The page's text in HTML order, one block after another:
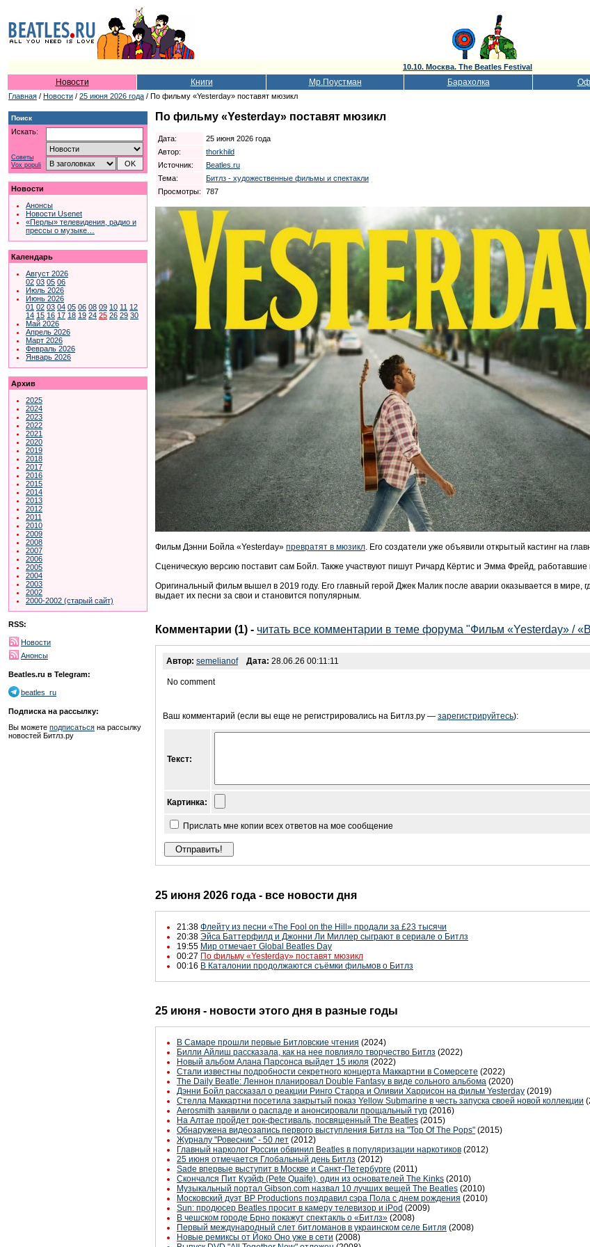
10.10. Москва. The Beatles Festival
Новости Книги Мр.Поустман Барахолка
Главная / Новости / 25 июня 2026 года / По фильму «Yesterday» поставят мюзикл
Поиск
Искать:
Советы
Vox populi
Новости
Анонсы
Новости Usenet
«Перлы» телевидения, радио и
прессы о музыке…
Календарь
Август 2026
02 03 05 06
Июль 2026
Июнь 2026
01 02 03 04 05 06 08 09 10 11 12
14 15 16 17 18 19 24 25 26 29 30
Май 2026
Апрель 2026
Март 2026
Февраль 2026
Январь 2026
Архив
2025
2024
2023
2022
2021
2020
2019
2018
2017
2016
2015
2014
2013
2012
2011
2010
2009
2008
2007
2006
2005
2004
2003
2002
2000-2002 (старый сайт)
RSS:
Новости
Анонсы
Beatles.ru в Telegram:
beatles_ru
Подписка на рассылку:
Вы можете подписаться на рассылку
новостей Битлз.ру
По фильму «Yesterday» поставят мюзикл
Дата:
25 июня 2026 года
Автор:
thorkhild
Источник:
Beatles.ru
Тема:
Битлз - художественные фильмы и спектакли
Просмотры:
787
Фильм Дэнни Бойла «Yesterday» превратят в мюзикл . Его создатели уже объявили открытый кастинг на
Сценическую версию поставит сам Бойл. Также участвуют пишут Ричард Кёртис и Эмма Фрейд,
Оригинальный фильм вышел в 2019 году. Его главный герой Джек Малик после аварии оказывается в мире,
выдает их песни за свои и становится популярным.
Комментарии (1) - читать все комментарии в теме форума "Фильм «Yesterday» /
Автор: semelianof Дата: 28.06.26 00:11:11
No comment
Ваш комментарий (если вы еще не регистрировались на Битлз.ру — зарегистрируйтесь):
Текст:
Картинка:
Прислать мне копии всех ответов на мое сообщение
25 июня 2026 года - все новости дня
21:38 Флейту из песни «The Fool on the Hill» продали за £23 тысячи
20:38 Эйса Баттерфилд и Джонни Ли Миллер сыграют в сериале о Битлз
19:55 Мир отмечает Global Beatles Day
00:27 По фильму «Yesterday» поставят мюзикл
00:16 В Каталонии продолжаются съёмки фильмов о Битлз
25 июня - новости этого дня в разные годы
В Самаре прошли первые Битловские чтения (2024)
Билли Айлиш рассказала, как на нее повлияло творчество Битлз (2022)
Новый альбом Алана Парсонса выйдет 15 июля (2022)
Стали известны подробности секретного концерта Маккартни в Сомерсете (2022)
The Daily Beatle: Леннон планировал Double Fantasy в виде сольного альбома (2020)
Дэнни Бойл рассказал о реакции Ринго Старра и Оливии Харрисон на фильм Yesterday (2019)
Стелла Маккартни посетила закрытый показ Yellow Submarine в честь запуска своей новой коллекции
Aerosmith заявили о распаде и анонсировали прощальный тур (2016)
На Алтае пройдет рок-фестиваль, посвященный The Beatles (2015)
Обнаружена видеозапись первого выступления Битлз на "Top Of The Pops" (2015)
Журналу "Ровесник" - 50 лет (2012)
Главный нарколог России обвинил Beatles в популяризации наркотиков (2012)
25 июня отмечается Глобальный день Битлз (2012)
Sade впервые выступит в Москве и Санкт-Петербурге (2011)
Скончался Пит Куэйф (Pete Quaife), один из основателей The Kinks (2010)
Музыкальный портал Gibson.com назвал 10 лучших вещей The Beatles (2010)
Московский дуэт BP Productions поздравил сэра Пола с днем рождения (2010)
Sun: продюсер Beatles просит в камеру телевизор и iPod (2009)
В чешском городе Брно покажут спектакль о «Битлз» (2008)
Первый международный слет битломанов в украинском селе Битля (2008)
Новые ремиксы от Йоко Оно уже в сети (2008)